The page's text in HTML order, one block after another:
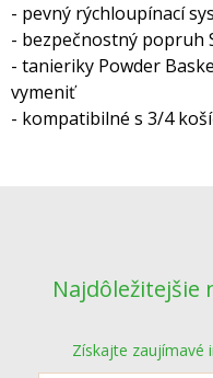
- pevný rýchloupínací
- bezpečnostný popruh
- tanieriky Powder
vymeniť
- kompatibilné s 3/4
Najdôležitejšie
Získajte zaujímavé